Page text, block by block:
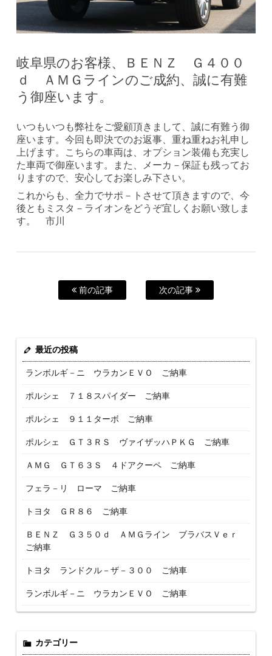
岐阜県のお客様、ＢＥＮＺ Ｇ４００
ｄ ＡＭＧラインのご成約、誠に有難
う御座います。
いつもいつも弊社をご愛顧頂きまして、誠に有難う御
座います。今回も即決でのお返事、重ね重ねお礼申し
上げます。こちらの車両は、オプション装備も充実し
た車両で御座います。また、メーカ－保証も残ってお
りますので、安心してお楽しみ下さい。
これからも、全力でサポ－トさせて頂きますので、今
後ともミスタ－ライオンをどうぞ宜しくお願い致しま
す。 市川
前の記事 次の記事
最近の投稿
ランボルギ－ニ ウラカンＥＶＯ ご納車
ポルシェ ７１８スパイダー ご納車
ポルシェ ９１１ターボ ご納車
ポルシェ ＧＴ３ＲＳ ヴァイザッハＰＫＧ ご納車
ＡＭＧ ＧＴ６３Ｓ ４ドアクーペ ご納車
フェラ－リ ローマ ご納車
トヨタ ＧＲ８６ ご納車
ＢＥＮＺ Ｇ３５０ｄ ＡＭＧライン ブラバスＶｅｒ
ご納車
トヨタ ランドクル－ザ－３００ ご納車
ランボルギ－ニ ウラカンＥＶＯ ご納車
カテゴリー